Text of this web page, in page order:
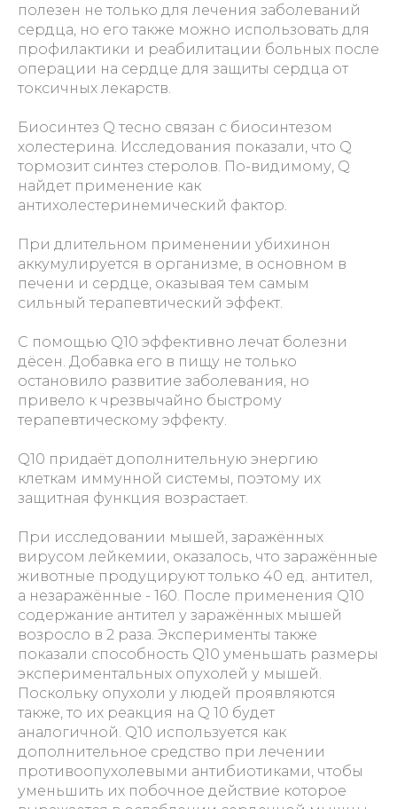
полезен не только для лечения заболеваний
сердца, но его также можно использовать для
профилактики и реабилитации больных после
операции на сердце для защиты сердца от
токсичных лекарств.
Биосинтез Q тесно связан с биосинтезом
холестерина. Исследования показали, что Q
тормозит синтез стеролов. По-видимому, Q
найдет применение как
антихолестеринемический фактор.
При длительном применении убихинон
аккумулируется в организме, в основном в
печени и сердце, оказывая тем самым
сильный терапевтический эффект.
С помощью Q10 эффективно лечат болезни
дёсен. Добавка его в пищу не только
остановило развитие заболевания, но
привело к чрезвычайно быстрому
терапевтическому эффекту.
Q10 придаёт дополнительную энергию
клеткам иммунной системы, поэтому их
защитная функция возрастает.
При исследовании мышей, заражённых
вирусом лейкемии, оказалось, что заражённые
животные продуцируют только 40 ед. антител,
а незаражённые - 160. После применения Q10
содержание антител у заражённых мышей
возросло в 2 раза. Эксперименты также
показали способность Q10 уменьшать размеры
экспериментальных опухолей у мышей.
Поскольку опухоли у людей проявляются
также, то их реакция на Q 10 будет
аналогичной. Q10 используется как
дополнительное средство при лечении
противоопухолевыми антибиотиками, чтобы
уменьшить их побочное действие которое